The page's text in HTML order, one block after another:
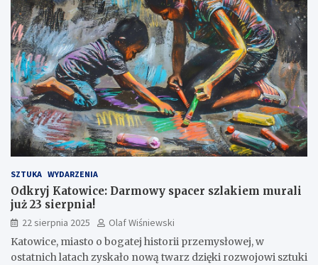
SZTUKA WYDARZENIA
Odkryj Katowice: Darmowy spacer szlakiem murali
już 23 sierpnia!
22 sierpnia 2025
Olaf Wiśniewski
Katowice, miasto o bogatej historii przemysłowej, w
ostatnich latach zyskało nową twarz dzięki rozwojowi sztuki